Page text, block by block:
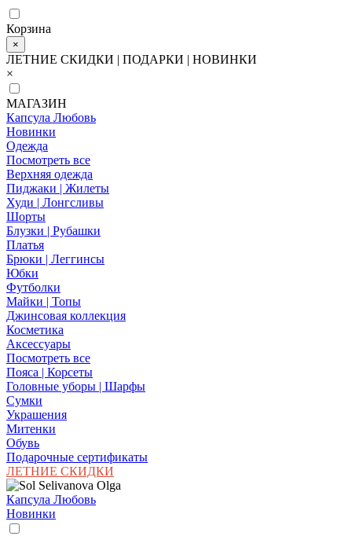
Корзина
×
ЛЕТНИЕ СКИДКИ | ПОДАРКИ | НОВИНКИ
×
МАГАЗИН
Капсула Любовь
Новинки
Одежда
Посмотреть все
Верхняя одежда
Пиджаки | Жилеты
Худи | Лонгсливы
Шорты
Блузки | Рубашки
Платья
Брюки | Леггинсы
Юбки
Футболки
Майки | Топы
Джинсовая коллекция
Косметика
Аксессуары
Посмотреть все
Пояса | Корсеты
Головные уборы | Шарфы
Сумки
Украшения
Митенки
Обувь
Подарочные сертификаты
ЛЕТНИЕ СКИДКИ
Капсула Любовь
Новинки